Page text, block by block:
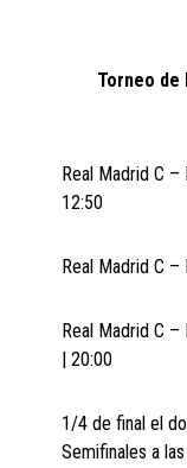
Torneo de
Real Madrid C –
12:50
Real Madrid C
Real Madrid C
| 20:00
1/4 de final el
Semifinales a